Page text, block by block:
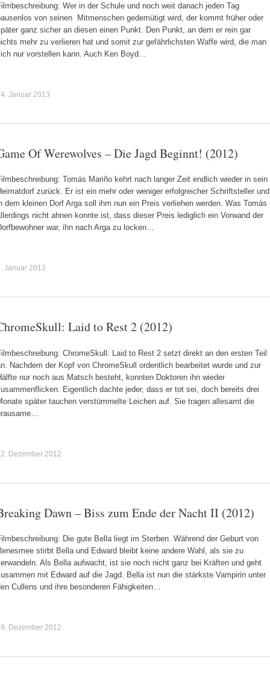
Wer in der Schule und noch weit danach jeden Tag
von seinen Mitmenschen gedemütigt wird, der kommt früher oder
ganz sicher an diesen einen Punkt. Den Punkt, an dem er rein gar
mehr zu verlieren hat und somit zur gefährlichsten Waffe wird, die man
nur vorstellen kann. Auch Ken Boyd…
Januar 2013
Of Werewolves – Die Jagd Beginnt! (2012)
Tomás Mariño kehrt nach langer Zeit endlich wieder in sein
zurück. Er ist ein mehr oder weniger erfolgreicher Schriftsteller und
dem kleinen Dorf Arga soll ihm nun ein Preis verliehen werden. Was Tomás
nicht ahnen konnte ist, dass dieser Preis lediglich ein Vorwand der
war, ihn nach Arga zu locken…
Januar 2013
Laid to Rest 2 (2012)
ChromeSkull: Laid to Rest 2 setzt direkt an den ersten Teil
Nachdem der Kopf von ChromeSkull ordentlich bearbeitet wurde und zur
nur noch aus Matsch besteht, konnten Doktoren ihn wieder
Eigentlich dachte jeder, dass er tot sei, doch bereits drei
später tauchen verstümmelte Leichen auf. Sie tragen allesamt die
Dezember 2012
Dawn – Biss zum Ende der Nacht II (2012)
Die gute Bella liegt im Sterben. Während der Geburt von
stirbt Bella und Edward bleibt keine andere Wahl, als sie zu
Als Bella aufwacht, ist sie noch nicht ganz bei Kräften und geht
mit Edward auf die Jagd. Bella ist nun die stärkste Vampirin unter
Cullens und ihre besonderen Fähigkeiten…
Dezember 2012